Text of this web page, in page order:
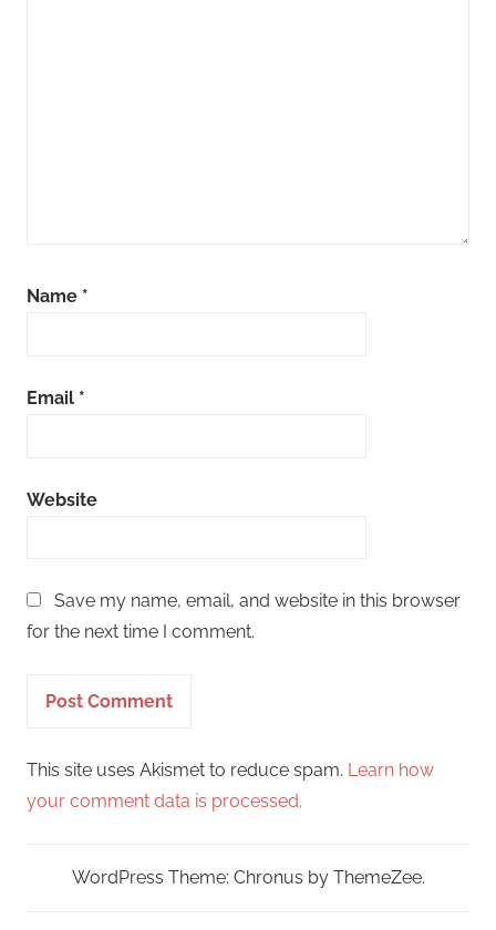
Name *
Email *
Website
Save my name, email, and website in this browser
for the next time I comment.
This site uses Akismet to reduce spam. Learn how
your comment data is processed.
WordPress Theme: Chronus by ThemeZee.